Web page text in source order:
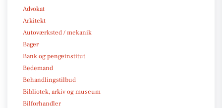
Advokat
Arkitekt
Autoværksted / mekanik
Bager
Bank og pengeinstitut
Bedemand
Behandlingstilbud
Bibliotek, arkiv og museum
Bilforhandler